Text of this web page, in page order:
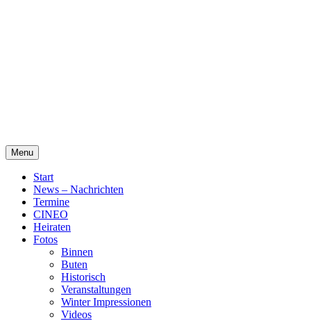
Menu
Start
News – Nachrichten
Termine
CINEO
Heiraten
Fotos
Binnen
Buten
Historisch
Veranstaltungen
Winter Impressionen
Videos